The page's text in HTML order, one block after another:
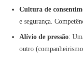
Cultura de
e segurança.
Alívio de pressão:
outro